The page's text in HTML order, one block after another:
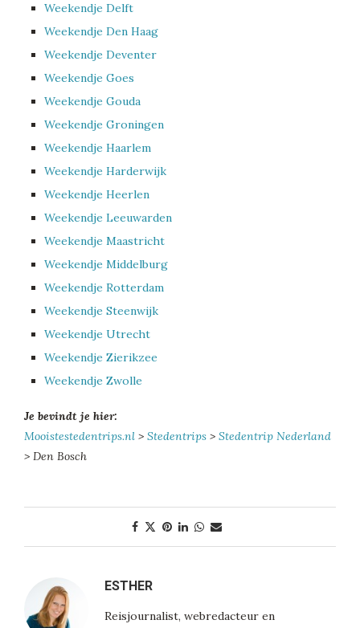
Weekendje Delft
Weekendje Den Haag
Weekendje Deventer
Weekendje Goes
Weekendje Gouda
Weekendje Groningen
Weekendje Haarlem
Weekendje Harderwijk
Weekendje Heerlen
Weekendje Leeuwarden
Weekendje Maastricht
Weekendje Middelburg
Weekendje Rotterdam
Weekendje Steenwijk
Weekendje Utrecht
Weekendje Zierikzee
Weekendje Zwolle
Je bevindt je hier:
Mooistestedentrips.nl > Stedentrips > Stedentrip Nederland
> Den Bosch
ESTHER
Reisjournalist, webredacteur en